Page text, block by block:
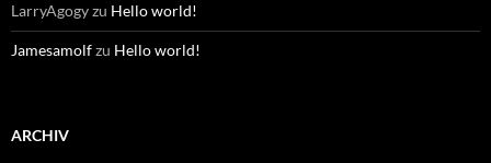
LarryAgogyzu Hello world!
Jamesamolfzu Hello world!
ARCHIV